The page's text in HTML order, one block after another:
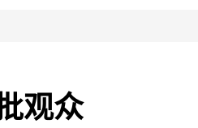
观众